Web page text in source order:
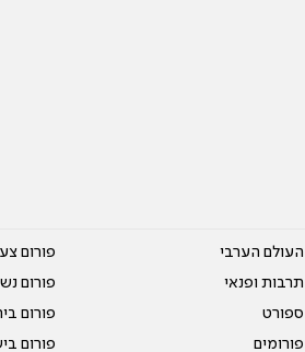
העולם הערבי
תרבות ופנאי
ספורט
פורומים
פורום
פורום
פורום
פורום